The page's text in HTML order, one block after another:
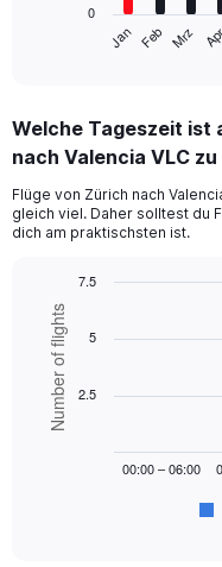
Range:
12
The
chart
axis
displaying
values.
Range:
Jan Feb Mrz Apr
0
Welche Tageszeit ist
nach Valencia VLC
Flüge von Zürich nach
gleich viel. Daher solltest du
dich am praktischsten ist.
Bar
chart
with
bars.
The
Chart
graphic.
Number of flights
00:00 – 06:00
2.5
5
7.5